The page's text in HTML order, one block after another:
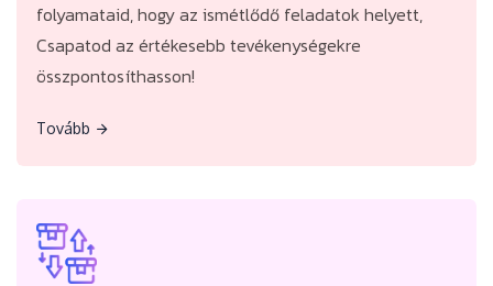
folyamataid, hogy az ismétlődő feladatok helyett,
Csapatod az értékesebb tevékenységekre
összpontosíthasson!
Tovább
Kövesd valós időben a beszállítói teljesítményt, kapj